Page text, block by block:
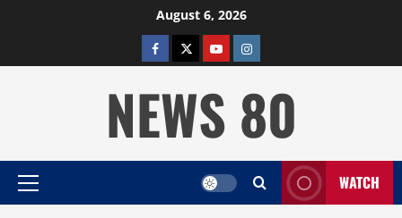
August 6, 2026
facebooktwitterYOUTUBE
instagram
NEWS 80
Primary
WATCH